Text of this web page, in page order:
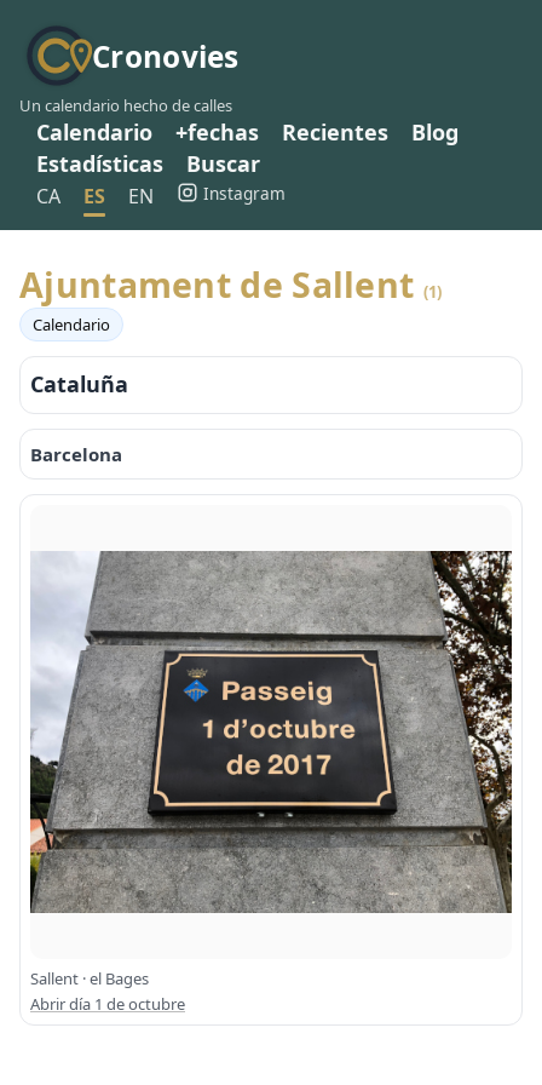
Cronovies
Un calendario hecho de calles
Calendario +fechas Recientes
Blog
Estadísticas
Buscar
CA ES EN Instagram
Ajuntament de Sallent (1)
Calendario
Cataluña
Barcelona
Sallent · el Bages
Abrir día 1 de octubre